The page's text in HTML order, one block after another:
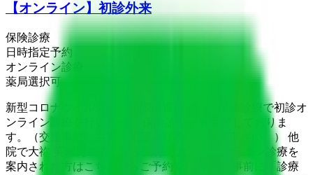
【オンライン】初診外来
保険診療
日時指定予約
オンライン診療
薬局選択可
新型コロナウイルス対策時限措置により、保険診療で初診オ
ンライン診療を行います。 保険診療のみ受付しておりま
す。（交通事故、労災、第三者行為はご来院下さい。） 他
院で大祢 英昭先生の診療を受けており、オンライン診療を
案内された方はこちらからご予約ください。 事前に「診療